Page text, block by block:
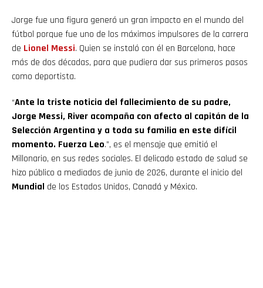
Jorge fue una figura generó un gran impacto en el mundo del
fútbol porque fue uno de los máximos impulsores de la carrera
de Lionel Messi. Quien se instaló con él en Barcelona, hace
más de dos décadas, para que pudiera dar sus primeros pasos
como deportista.
“Ante la triste noticia del fallecimiento de su padre,
Jorge Messi, River acompaña con afecto al capitán de la
Selección Argentina y a toda su familia en este difícil
momento. Fuerza Leo.”, es el mensaje que emitió el
Millonario, en sus redes sociales. El delicado estado de salud se
hizo público a mediados de junio de 2026, durante el inicio del
Mundial de los Estados Unidos, Canadá y México.